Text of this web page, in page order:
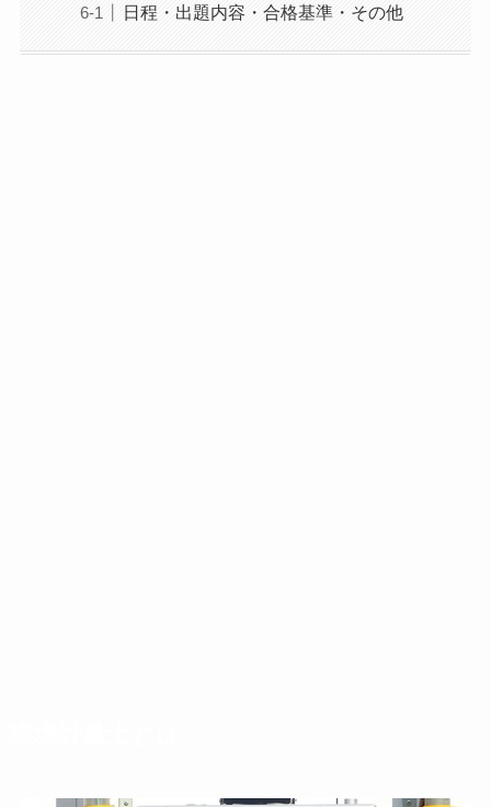
日程・出題内容・合格基準・その他